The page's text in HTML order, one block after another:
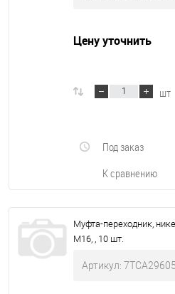
Цену уточнить
шт
К сравнению
Под заказ
Муфта-переходник,
M16, , 10 шт.
Артикул: